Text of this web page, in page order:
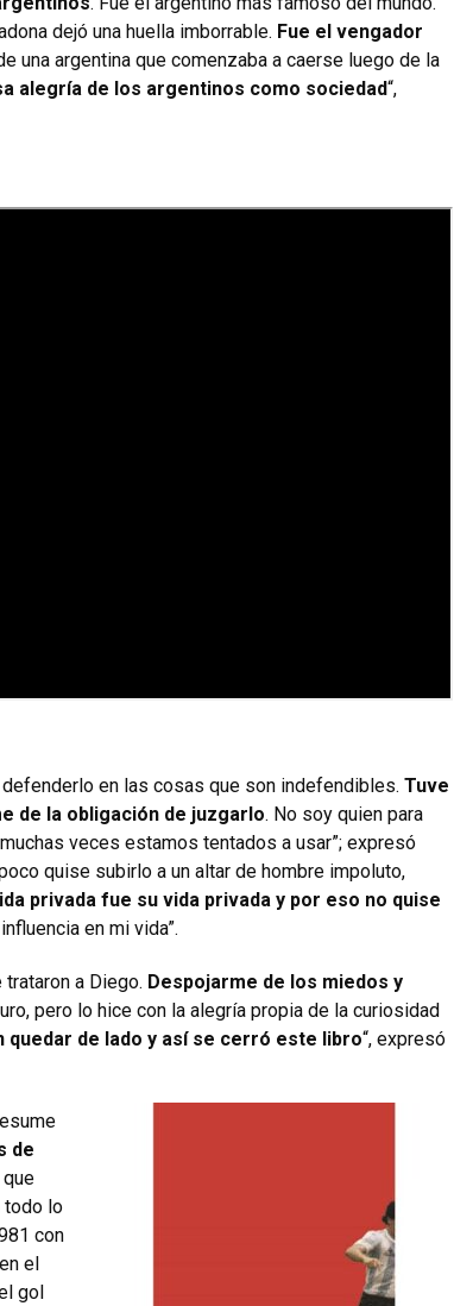
dejó una huella imborrable. Fue el vengador
una argentina que comenzaba a caerse luego de la
alegría de los argentinos como sociedad“,
defenderlo en las cosas que son indefendibles. Tuve
de la obligación de juzgarlo. No soy quien para
veces estamos tentados a usar”; expresó
quise subirlo a un altar de hombre impoluto,
privada fue su vida privada y por eso no quise
en mi vida”.
a Diego. Despojarme de los miedos y
pero lo hice con la alegría propia de la curiosidad
quedar de lado y así se cerró este libro“, expresó
de
todo lo
con
el
gol